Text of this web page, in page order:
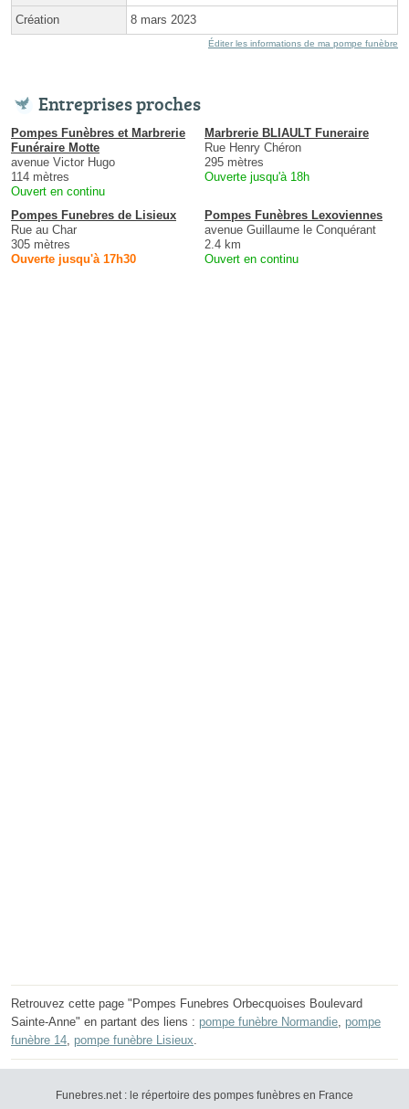
Création 8 mars 2023
Éditer les informations de ma pompe funèbre
Entreprises proches
Pompes Funèbres et Marbrerie
Funéraire Motte
avenue Victor Hugo
114 mètres
Ouvert en continu
Marbrerie BLIAULT Funeraire
Rue Henry Chéron
295 mètres
Ouverte jusqu'à 18h
Pompes Funebres de Lisieux
Rue au Char
305 mètres
Ouverte jusqu'à 17h30
Pompes Funèbres Lexoviennes
avenue Guillaume le Conquérant
2.4 km
Ouvert en continu
Retrouvez cette page "Pompes Funebres Orbecquoises Boulevard
Sainte-Anne" en partant des liens : pompe funèbre Normandie, pompe
funèbre 14, pompe funèbre Lisieux.
Funebres.net : le répertoire des pompes funèbres en France